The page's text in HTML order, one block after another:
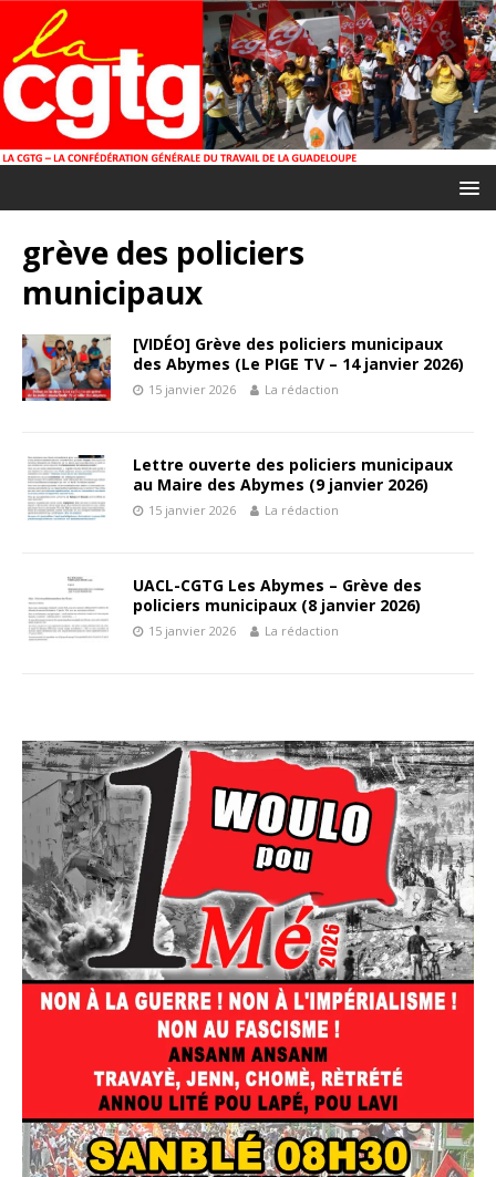
grève des policiers
municipaux
[VIDÉO] Grève des policiers municipaux
des Abymes (Le PIGE TV – 14 janvier 2026)
15 janvier 2026 La rédaction
Lettre ouverte des policiers municipaux
au Maire des Abymes (9 janvier 2026)
15 janvier 2026 La rédaction
UACL-CGTG Les Abymes – Grève des
policiers municipaux (8 janvier 2026)
15 janvier 2026 La rédaction